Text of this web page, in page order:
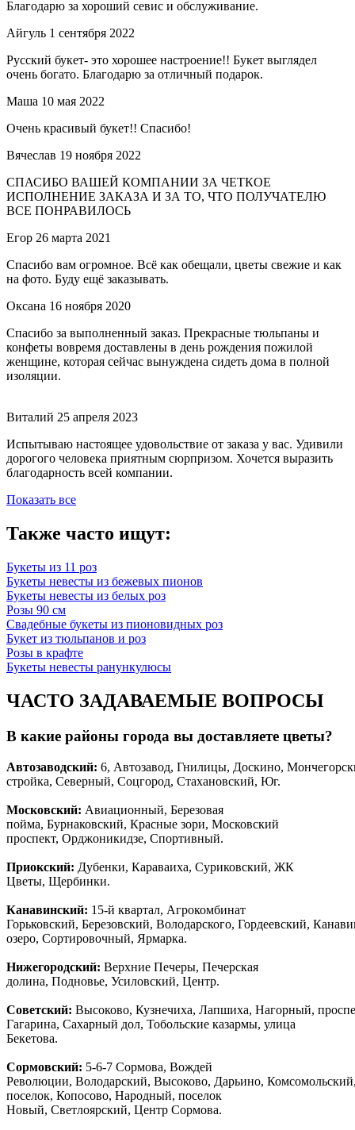
Благодарю за хороший севис и обслуживание.
Айгуль 1 сентября 2022
Русский букет- это хорошее настроение!! Букет выглядел
очень богато. Благодарю за отличный подарок.
Маша 10 мая 2022
Очень красивый букет!! Спасибо!
Вячеслав 19 ноября 2022
СПАСИБО ВАШЕЙ КОМПАНИИ ЗА ЧЕТКОЕ
ИСПОЛНЕНИЕ ЗАКАЗА И ЗА ТО, ЧТО ПОЛУЧАТЕЛЮ
ВСЕ ПОНРАВИЛОСЬ
Егор 26 марта 2021
Спасибо вам огромное. Всё как обещали, цветы свежие и как
на фото. Буду ещё заказывать.
Оксана 16 ноября 2020
Спасибо за выполненный заказ. Прекрасные тюльпаны и
конфеты вовремя доставлены в день рождения пожилой
женщине, которая сейчас вынуждена сидеть дома в полной
изоляции.
Виталий 25 апреля 2023
Испытываю настоящее удовольствие от заказа у вас. Удивили
дорогого человека приятным сюрпризом. Хочется выразить
благодарность всей компании.
Показать все
Также часто ищут:
Букеты из 11 роз
Букеты невесты из бежевых пионов
Букеты невесты из белых роз
Розы 90 см
Свадебные букеты из пионовидных роз
Букет из тюльпанов и роз
Розы в крафте
Букеты невесты ранункулюсы
ЧАСТО ЗАДАВАЕМЫЕ ВОПРОСЫ
В какие районы города вы доставляете цветы?
Автозаводский: 6, Автозавод, Гнилицы, Доскино,
стройка, Северный, Соцгород, Стахановский, Юг.
Московский: Авиационный, Березовая
пойма, Бурнаковский, Красные зори, Московский
проспект, Орджоникидзе, Спортивный.
Приокский: Дубенки, Караваиха, Суриковский, ЖК
Цветы, Щербинки.
Канавинский: 15-й квартал, Агрокомбинат
Горьковский, Березовский, Володарского, Гордеевский,
озеро, Сортировочный, Ярмарка.
Нижегородский: Верхние Печеры, Печерская
долина, Подновье, Усиловский, Центр.
Советский: Высоково, Кузнечиха, Лапшиха, Нагорный,
Гагарина, Сахарный дол, Тобольские казармы, улица
Бекетова.
Сормовский: 5-6-7 Сормова, Вождей
Революции, Володарский, Высоково, Дарьино,
поселок, Копосово, Народный, поселок
Новый, Светлоярский, Центр Сормова.